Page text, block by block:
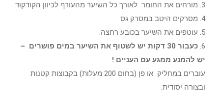
3. מורחים את החומר לאורך כל השיער מהעורף לכיוון הקודקוד
4. מסרקים היטב במסרק גס
5. עוטפים את השיער בכובע רחצה.
6.
כעבור 30 דקות יש לשטוף את השיער במים פושרים –
יש להמנע ממגע עם העניים !
עוברים במחליק או פן (בחום 200 מעלות) בקבוצות קטנות
ובצורה יסודית.